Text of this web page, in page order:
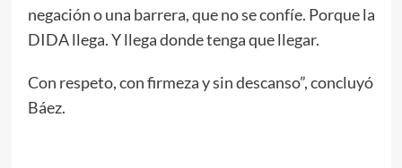
negación o una barrera, que no se confíe. Porque la
DIDA llega. Y llega donde tenga que llegar.
Con respeto, con firmeza y sin descanso”, concluyó
Báez.